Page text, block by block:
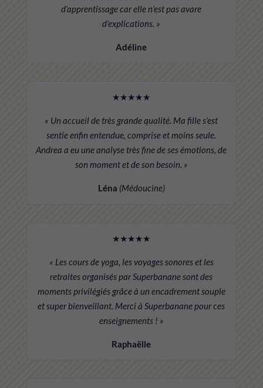
d’apprentissage car elle n’est pas avare
d’explications. »
Adéline
★★★★★
« Un accueil de très grande qualité. Ma fille s’est
sentie enfin entendue, comprise et moins seule.
Andrea a eu une analyse très fine de ses émotions, de
son moment et de son besoin. »
Léna (Médoucine)
★★★★★
« Les cours de yoga, les voyages sonores et les
retraites organisés par Superbanane sont des
moments privilégiés grâce à un encadrement souple
et super bienveillant. Merci à Superbanane pour ces
enseignements ! »
Raphaëlle